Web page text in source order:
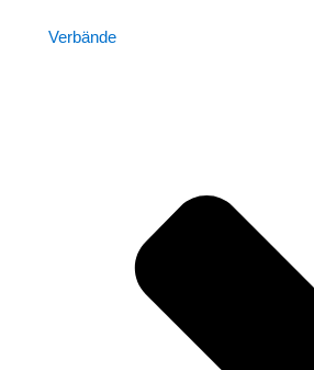
Verbände